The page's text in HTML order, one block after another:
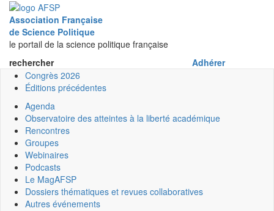
Association Française
de Science Politique
le portail de la science politique française
rechercher
Adhérer
Congrès 2026
Éditions précédentes
Agenda
Observatoire des atteintes à la liberté académique
Rencontres
Groupes
Webinaires
Podcasts
Le MagAFSP
Dossiers thématiques et revues collaboratives
Autres événements